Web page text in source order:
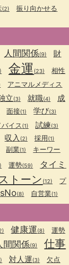
(2) 振り向かせる
人間関係(9)
財
金運 (23) 相性
アニマルメディス
立(3) 就職(4)
成
面接(1) 学び(3)
イス (1) 試練(3)
収入 (2) 採用(1)
副業(1)
キーワー
運勢(59)
タイミ
トーン (12)
プ
(8) 自営業(1)
健康運(8) 運勢
間関係(9) 仕事
対人運(3) 欠点